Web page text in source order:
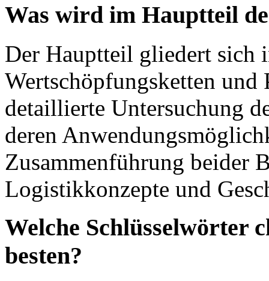
Was wird im Hauptteil
Der Hauptteil gliedert sich
Wertschöpfungsketten
detaillierte Untersuchung
deren
Zusammenführung beider
Logistikkonzepte und
Welche Schlüsselwörter
besten?